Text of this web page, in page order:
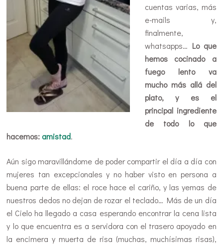
cuentas varias, más
e-mails y,
finalmente,
whatsapps… Lo que
hemos cocinado a
fuego lento va
mucho más allá del
plato, y es el
principal ingrediente
de todo lo que
hacemos:amistad.
Aún sigo maravillándome de poder compartir el día a día con
mujeres tan excepcionales y no haber visto en persona a
buena parte de ellas: el roce hace el cariño, y las yemas de
nuestros dedos no dejan de rozar el teclado… Más de un día
el Cielo ha llegado a casa esperando encontrar la cena lista
y lo que encuentra es a servidora con el trasero apoyado en
la encimera y muerta de risa (muchas, muchísimas risas),